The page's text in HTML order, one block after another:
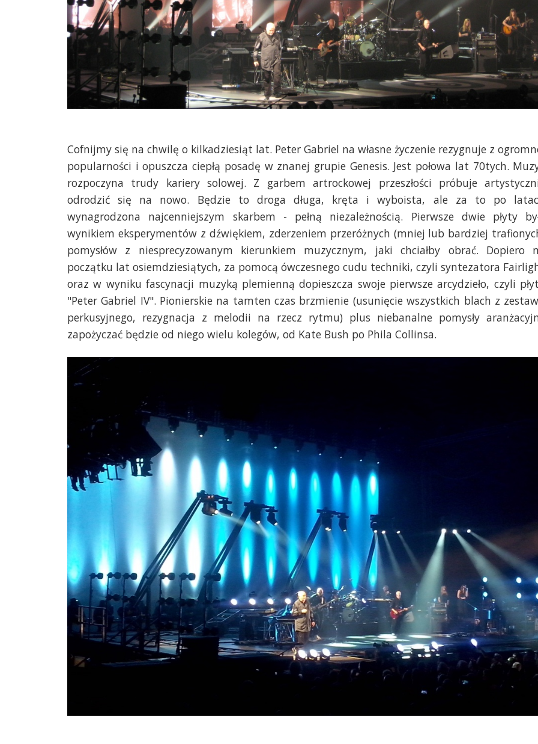
Cofnijmy się na chwilę o kilkadziesiąt lat. Peter Gabriel na własne życzenie rezygnuje z
popularności i opuszcza ciepłą posadę w znanej grupie Genesis. Jest połowa lat 70tych.
rozpoczyna trudy kariery solowej. Z garbem artrockowej przeszłości próbuje
odrodzić się na nowo. Będzie to droga długa, kręta i wyboista, ale za to po
wynagrodzona najcenniejszym skarbem - pełną niezależnością. Pierwsze dwie płyty
wynikiem eksperymentów z dźwiękiem, zderzeniem przeróżnych (mniej lub bardziej
pomysłów z niesprecyzowanym kierunkiem muzycznym, jaki chciałby obrać. Dopiero
początku lat osiemdziesiątych, za pomocą ówczesnego cudu techniki, czyli syntezatora
oraz w wyniku fascynacji muzyką plemienną dopieszcza swoje pierwsze arcydzieło, czyli
"Peter Gabriel IV". Pionierskie na tamten czas brzmienie (usunięcie wszystkich blach z
perkusyjnego, rezygnacja z melodii na rzecz rytmu) plus niebanalne pomysły
zapożyczać będzie od niego wielu kolegów, od Kate Bush po Phila Collinsa.